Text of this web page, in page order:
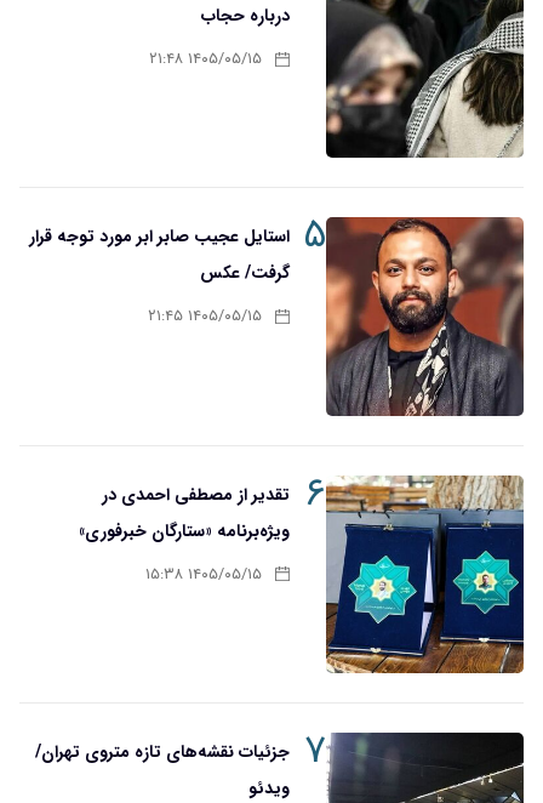
درباره حجاب
۱۴۰۵/۰۵/۱۵ ۲۱:۴۸
۵ استایل عجیب صابر ابر مورد توجه قرار
گرفت/ عکس
۱۴۰۵/۰۵/۱۵ ۲۱:۴۵
۶
تقدیر از مصطفی احمدی در
ویژه‌برنامه «ستارگان خبرفوری»
۱۴۰۵/۰۵/۱۵ ۱۵:۳۸
۷ جزئیات نقشه‌های تازه متروی تهران/
ویدئو